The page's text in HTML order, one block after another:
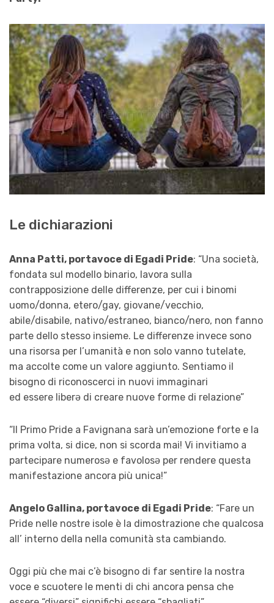
Le dichiarazioni
Anna Patti, portavoce di Egadi Pride: “Una società,
fondata sul modello binario, lavora sulla
contrapposizione delle differenze, per cui i binomi
uomo/donna, etero/gay, giovane/vecchio,
abile/disabile, nativo/estraneo, bianco/nero, non fanno
parte dello stesso insieme. Le differenze invece sono
una risorsa per l’umanità e non solo vanno tutelate,
ma accolte come un valore aggiunto. Sentiamo il
bisogno di riconoscerci in nuovi immaginari
ed essere liberə di creare nuove forme di relazione”
“Il Primo Pride a Favignana sarà un’emozione forte e la
prima volta, si dice, non si scorda mai! Vi invitiamo a
partecipare numerosə e favolosə per rendere questa
manifestazione ancora più unica!”
Angelo Gallina, portavoce di Egadi Pride: “Fare un
Pride nelle nostre isole è la dimostrazione che qualcosa
all’ interno della nella comunità sta cambiando.
Oggi più che mai c’è bisogno di far sentire la nostra
voce e scuotere le menti di chi ancora pensa che